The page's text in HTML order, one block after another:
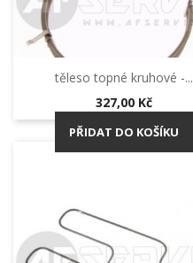
těleso topné kruhové -...
Cena
327,00 Kč
PŘIDAT DO KOŠÍKU